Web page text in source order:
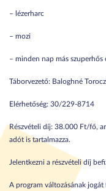
– lézerharc
– mozi
– minden nap más
Táborvezető: Baloghné
Elérhetőség: 30/229-8714
Részvételi díj: 38.000 Ft/fő,
adót is tartalmazza.
Jelentkezni a részvételi díj
A program változásának